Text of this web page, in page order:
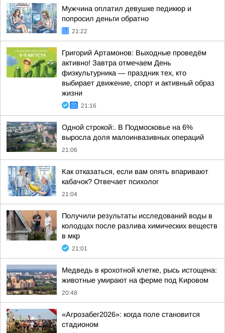
Мужчина оплатил девушке педикюр и
попросил деньги обратно
21:22
Григорий Артамонов: Выходные проведём
активно! Завтра отмечаем День
физкультурника — праздник тех, кто
выбирает движение, спорт и активный образ
жизни
21:16
Одной строкой:. В Подмосковье на 6%
выросла доля малоинвазивных операций
21:06
Как отказаться, если вам опять впаривают
кабачок? Отвечает психолог
21:04
Получили результаты исследований воды в
колодцах после разлива химических веществ
в мкр
21:01
Медведь в крохотной клетке, рысь истощена:
животные умирают на ферме под Кировом
20:48
«Агрозабег2026»: когда поле становится
стадионом